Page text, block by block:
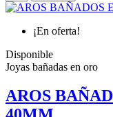
¡En oferta!
Disponible
Joyas bañadas en oro
AROS